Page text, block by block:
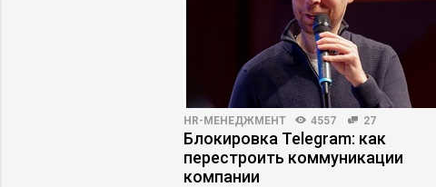
HR-МЕНЕДЖМЕНТ 4557 27
Блокировка Telegram: как
перестроить коммуникации
компании